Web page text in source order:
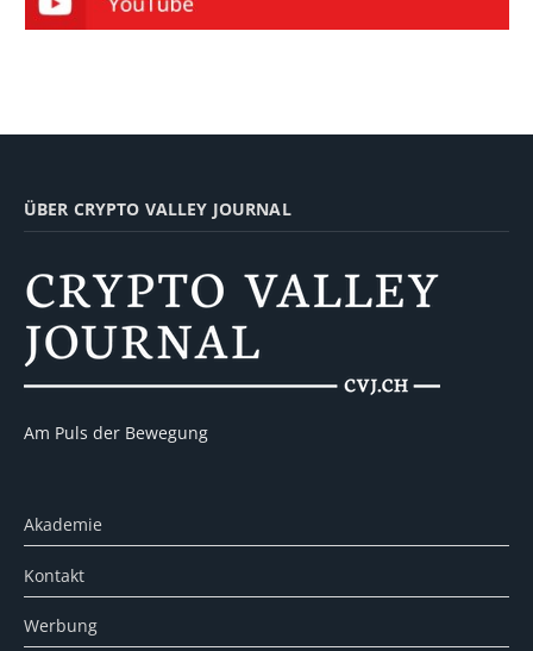
ÜBER CRYPTO VALLEY JOURNAL
Am Puls der Bewegung
Akademie
Kontakt
Werbung